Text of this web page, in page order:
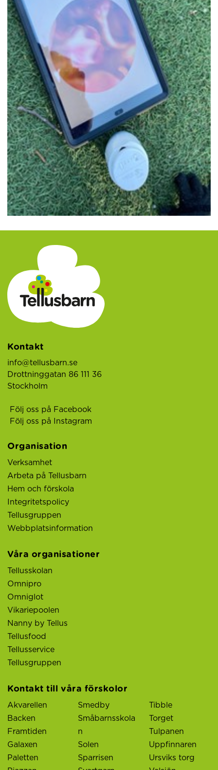
Kontakt
info@tellusbarn.se
Drottninggatan 86 111 36
Stockholm
Följ oss på Facebook
Följ oss på Instagram
Organisation
Verksamhet
Arbeta på Tellusbarn
Hem och förskola
Integritetspolicy
Tellusgruppen
Webbplatsinformation
Våra organisationer
Tellusskolan
Omnipro
Omniglot
Vikariepoolen
Nanny by Tellus
Tellusfood
Tellusservice
Tellusgruppen
Kontakt till våra förskolor
Akvarellen
Backen
Framtiden
Galaxen
Paletten
Smedby
Småbarnsskola
n
Solen
Sparrisen
Tibble
Torget
Tulpanen
Uppfinnaren
Ursviks torg